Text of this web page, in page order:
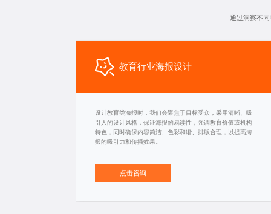
通过洞察不
教育行业海报设计
设计教育类海报时，我们会聚焦于目标受众，采用清晰、吸
引人的设计风格，保证海报的易读性，强调教育价值或机构
特色，同时确保内容简洁、色彩和谐、排版合理，以提高海
报的吸引力和传播效果。
点击咨询